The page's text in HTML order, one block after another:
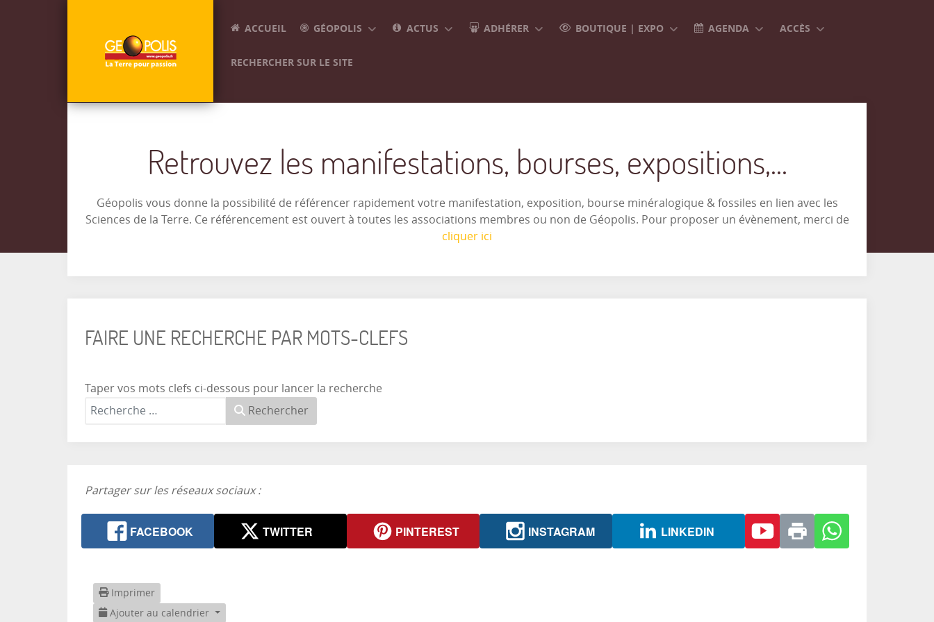
ACCUEIL GÉOPOLIS ACTUS ADHÉRER BOUTIQUE | EXPO AGENDA ACCÈS
RECHERCHER SUR LE SITE
Retrouvez les manifestations, bourses, expositions,...
Géopolis vous donne la possibilité de référencer rapidement votre manifestation, exposition, bourse minéralogique & fossiles en lien avec les
Sciences de la Terre. Ce référencement est ouvert à toutes les associations membres ou non de Géopolis. Pour proposer un évènement, merci de
cliquer ici
FAIRE UNE RECHERCHE PAR MOTS-CLEFS
Taper vos mots clefs ci-dessous pour lancer la recherche
Rechercher
Partager sur les réseaux sociaux :
FACEBOOK TWITTER PINTEREST INSTAGRAM LINKEDIN
Imprimer
Ajouter au calendrier